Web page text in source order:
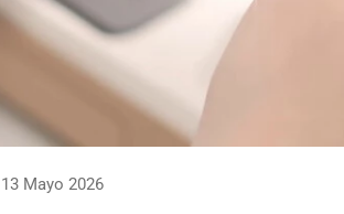
13 Mayo 2026